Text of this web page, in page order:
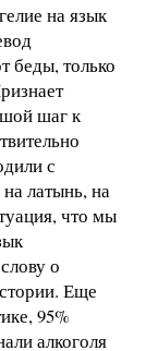
на язык
беды, только
шаг к
с
латынь, на
что мы
о
Еще
95%
алкоголя